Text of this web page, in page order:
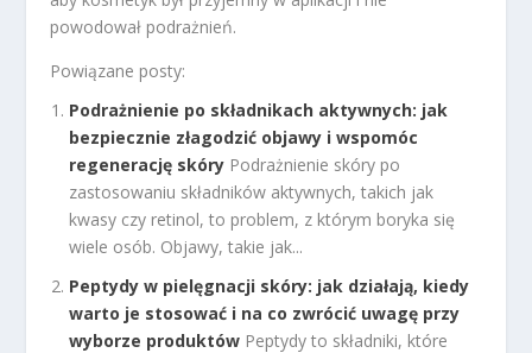
powodował podrażnień.
Powiązane posty:
Podrażnienie po składnikach aktywnych: jak
bezpiecznie złagodzić objawy i wspomóc
regenerację skóry Podrażnienie skóry po
zastosowaniu składników aktywnych, takich jak
kwasy czy retinol, to problem, z którym boryka się
wiele osób. Objawy, takie jak...
Peptydy w pielęgnacji skóry: jak działają, kiedy
warto je stosować i na co zwrócić uwagę przy
wyborze produktów Peptydy to składniki, które